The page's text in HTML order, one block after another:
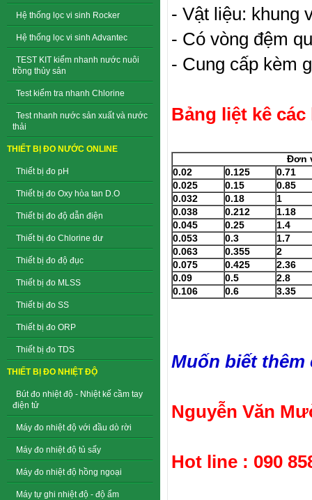
Hệ thống lọc vi sinh Rocker
Hệ thống lọc vi sinh Advantec
TEST KIT kiểm nhanh nước nuôi
trồng thủy sản
Test kiểm tra nhanh Chlorine
Test nhanh nước sản xuất và nước
thải
THIẾT BỊ ĐO NƯỚC ONLINE
Thiết bị đo pH
Thiết bị đo Oxy hòa tan D.O
Thiết bị đo độ dẫn điện
Thiết bị đo Chlorine dư
Thiết bị đo độ đục
Thiết bị đo MLSS
Thiết bị đo SS
Thiết bị đo ORP
Thiết bị đo TDS
THIẾT BỊ ĐO NHIỆT ĐỘ
Bút đo nhiệt độ - Nhiệt kế cầm tay
điện tử
Máy đo nhiệt độ với đầu dò rời
Máy đo nhiệt độ tủ sấy
Máy đo nhiệt độ hồng ngoại
Máy tự ghi nhiệt độ - độ ẩm
- Vật liệu: khung
- Có vòng đệm
- Cung cấp kèm
Bảng liệt kê
Đơn
0.02
0.125
0.71
0.025
0.15
0.85
0.032
0.18
1
0.038
0.212
1.18
0.045
0.25
1.4
0.053
0.3
1.7
0.063
0.355
2
0.075
0.425
2.36
0.09
0.5
2.8
0.106
0.6 3.35
Muốn biết
Nguyễn Văn
Hot line : 090